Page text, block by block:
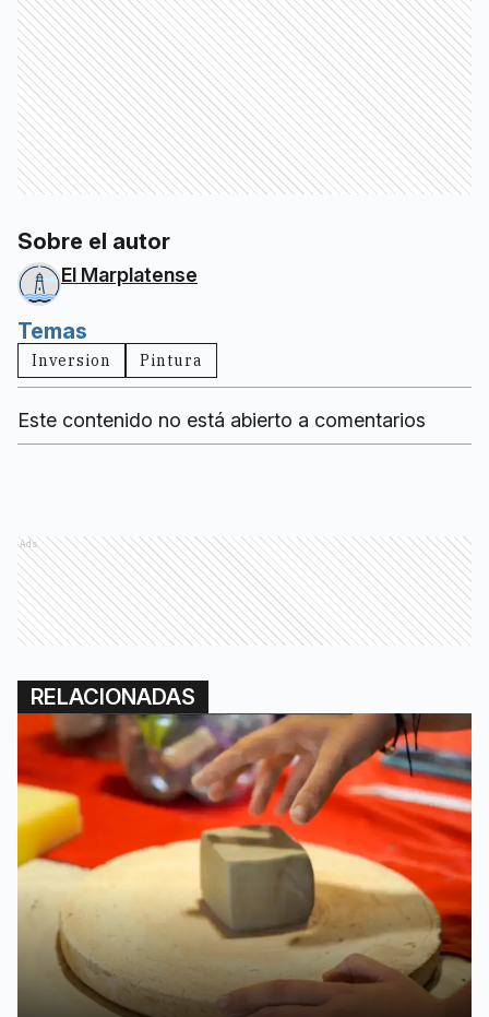
Sobre el autor
El Marplatense
Temas
Inversion Pintura
Este contenido no está abierto a comentarios
Ads
RELACIONADAS